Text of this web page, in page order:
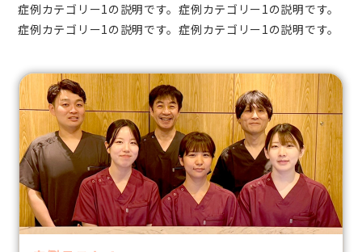
金属アレルギー インプラント
審美歯科 ホワイトニング
入れ歯 親知らず
矯正歯科 噛み合わせ
症例カテゴリー1の説明です。症例カテゴリー1の説明です。
症例カテゴリー1の説明です。症例カテゴリー1の説明です。